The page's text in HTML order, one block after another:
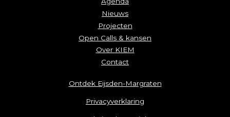
Nieuws
Projecten
Open Calls & kansen
Over KIEM
Contact
Ontdek Eijsden-Margraten
Privacyverklaring